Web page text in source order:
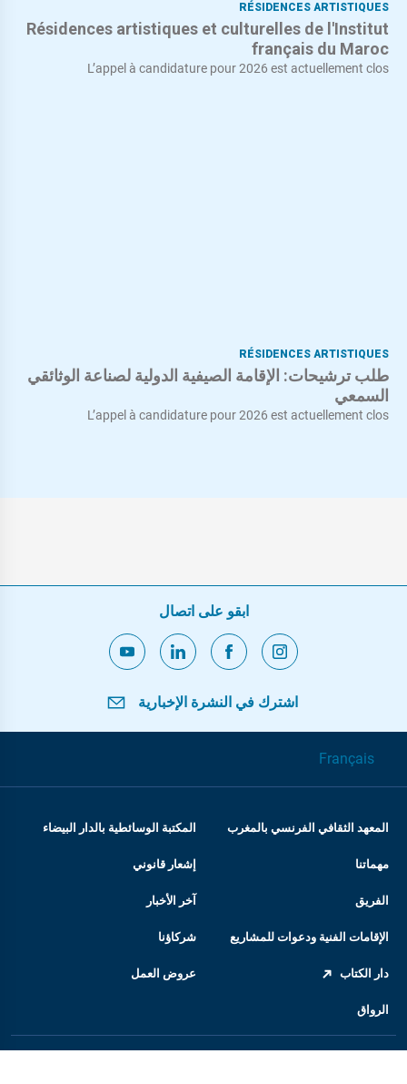
RÉSIDENCES ARTISTIQUES
Résidences artistiques et culturelles de l'Institut
français du Maroc
L’appel à candidature pour 2026 est actuellement clos
RÉSIDENCES ARTISTIQUES
طلب ترشيحات: الإقامة الصيفية الدولية لصناعة الوثائقي
السمعي
L’appel à candidature pour 2026 est actuellement clos
ابقو على اتصال
اشترك في النشرة الإخبارية
Français
المعهد الثقافي الفرنسي بالمغرب المكتبة الوسائطية بالدار البيضاء
مهماتنا إشعار قانوني
الفريق آخر الأخبار
الإقامات الفنية ودعوات للمشاريع شركاؤنا
دار الكتاب عروض العمل
الرواق